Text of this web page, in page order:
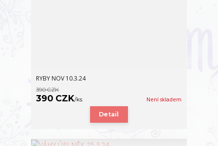
RYBY NOV 10.3.24
390 CZK
390 CZK/ks Není skladem
Detail